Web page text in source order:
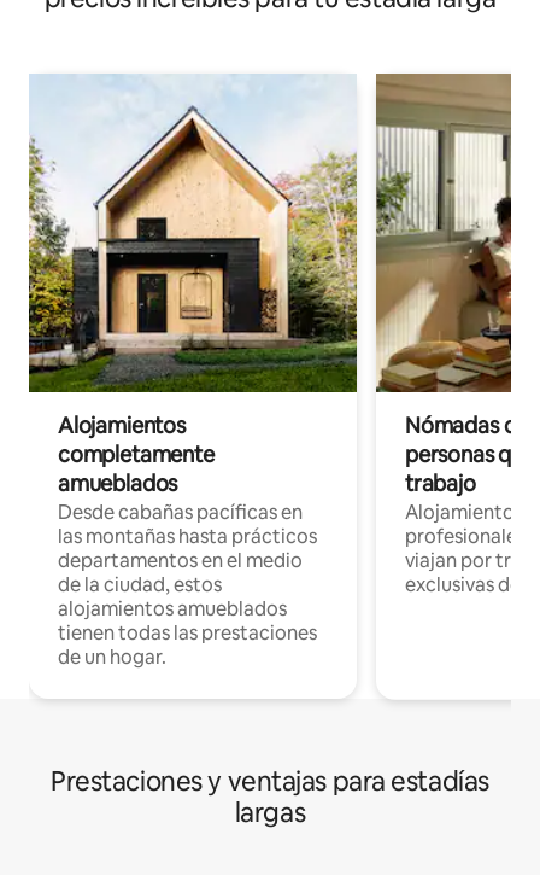
Alojamientos
completamente
amueblados
Desde cabañas pacíficas en
las montañas hasta prácticos
departamentos en el medio
de la ciudad, estos
alojamientos amueblados
tienen todas las prestaciones
de un hogar.
Nómadas
personas
trabajo
Alojamientos
profesionales
viajan por
exclusivas de
Prestaciones y ventajas para estadías
largas